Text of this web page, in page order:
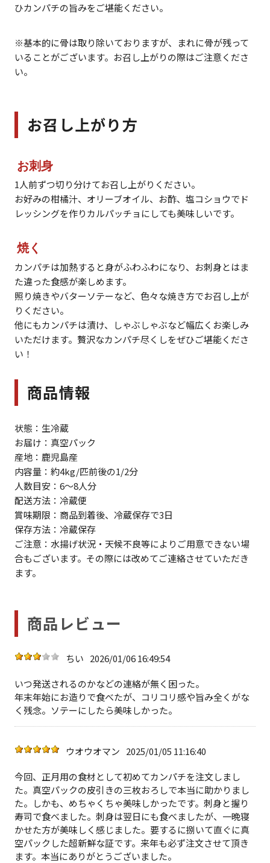
ひカンパチの旨みをご堪能ください。
※基本的に骨は取り除いておりますが、まれに骨が残って
いることがございます。お召し上がりの際はご注意くださ
い。
お召し上がり方
お刺身
1人前ずつ切り分けてお召し上がりください。
お好みの柑橘汁、オリーブオイル、お酢、塩コショウでド
レッシングを作りカルパッチョにしても美味しいです。
焼く
カンパチは加熱すると身がふわふわになり、お刺身とはま
た違った食感が楽しめます。
照り焼きやバターソテーなど、色々な焼き方でお召し上が
りください。
他にもカンパチは漬け、しゃぶしゃぶなど幅広くお楽しみ
いただけます。贅沢なカンパチ尽くしをぜひご堪能くださ
い！
商品情報
状態：生冷蔵
お届け：真空パック
産地：鹿児島産
内容量：約4kg/匹前後の1/2分
人数目安：6～8人分
配送方法：冷蔵便
賞味期限：商品到着後、冷蔵保存で3日
保存方法：冷蔵保存
ご注意：水揚げ状況・天候不良等によりご用意できない場
合もございます。その際には改めてご連絡させていただき
ます。
商品レビュー
ちい 2026/01/06 16:49:54
いつ発送されるのかなどの連絡が無く困った。
年末年始にお造りで食べたが、コリコリ感や旨み全くがな
く残念。ソテーにしたら美味しかった。
ウオウオマン 2025/01/05 11:16:40
今回、正月用の食材として初めてカンパチを注文しまし
た。真空パックの皮引きの三枚おろしで本当に助かりまし
た。しかも、めちゃくちゃ美味しかったです。刺身と握り
寿司で食べました。刺身は翌日にも食べましたが、一晩寝
かせた方が美味しく感じました。要するに捌いて直ぐに真
空パックした超新鮮な証です。来年も必ず注文させて頂き
ます。本当にありがとうございました。